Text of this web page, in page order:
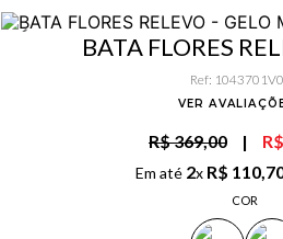
BATA FLORES
Ref:
VER
R$ 369,00 |
Em até 2x R$ 110,
COR